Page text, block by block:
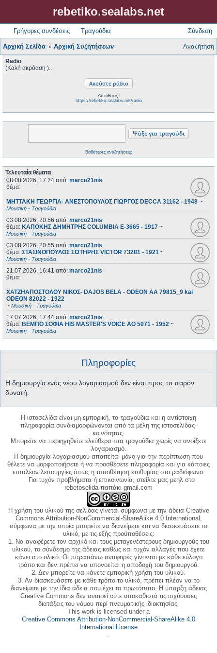
rebetiko.sealabs.net
Γρήγορες συνδέσεις Τραγούδια Σύνδεση
Αρχική Σελίδα Αρχική Συζητήσεων Αναζήτηση
Radio
(Καλή ακρόαση )..
Απευθείας:
https://rebetiko.sealabs.net/radio
Βαθύτερες αναζητήσεις;
Τελευταία θέματα
08.08.2026, 17:24 από: marco21nis
θέμα:
ΜΗΤΤΑΚΗ ΓΕΩΡΓΙΑ- ΑΝΕΣΤΟΠΟΥΛΟΣ ΓΙΩΡΓΟΣ DECCA 31162 - 1948 ~
Μουσική - Τραγούδια
03.08.2026, 20:56 από: marco21nis
θέμα: ΚΑΠΟΚΗΣ ΔΗΜΗΤΡΗΣ COLUMBIA E-3665 - 1917 ~
Μουσική - Τραγούδια
03.08.2026, 20:55 από: marco21nis
θέμα: ΣΤΑΣΙΝΟΠΟΥΛΟΣ ΣΩΤΗΡΗΣ VICTOR 73281 - 1921 ~
Μουσική - Τραγούδια
21.07.2026, 16:41 από: marco21nis
θέμα:
ΧΑΤΖΗΑΠΟΣΤΟΛΟΥ ΝΙΚΟΣ- DAJOS BELA - ODEON AA 79815_9 kai
ODEON 82022 - 1922
~ Μουσική - Τραγούδια
17.07.2026, 17:44 από: marco21nis
θέμα: ΒΕΜΠΟ ΣΟΦΙΑ HIS MASTER'S VOICE AO 5071 - 1952 ~
Μουσική - Τραγούδια
Πληροφορίες
Η δημιουργία ενός νέου λογαριασμού δεν είναι προς το παρόν
δυνατή.
Η ιστοσελίδα είναι μη εμπορική, τα τραγούδια και η αντίστοιχη
πληροφορία συνδιαμορφώνονται από τα μέλη της ιστοσελίδας-
κοινότητας.
Μπορείτε να περιηγηθείτε ελεύθερα στα τραγούδια χωρίς να ανοίξετε
λογαριασμό.
Η δημιουργία λογαριασμού απαιτείται μόνο για την περίπτωση που
θέλετε να μορφοποιήσετε ή να προσθέσετε πληροφορία και για κάποιες
επιπλέον λειτουργίες όπως η τοποθέτηση επιθυμίας στο ραδιόφωνο.
Για τυχόν προβλήματα ή επικοινωνία, στείλτε μας μεηλ στο
rebetoselida παπάκι gmail.com
Η χρήση του υλικού της σελίδας γίνεται σύμφωνα με την άδεια Creative
Commons Attribution-NonCommercial-ShareAlike 4.0 International,
σύμφωνα με την οποία μπορείτε να διανείμετε και να διασκευάσετε το
υλικό, με τις εξής προϋποθέσεις:
1. Να αναφέρετε τον αρχικό και τους μεταγενέστερους δημιουργούς του
υλικού, το σύνδεσμο της άδειας καθώς και τυχόν αλλαγές που έχετε
κάνει στο υλικό. Οι παραπάνω αναφορές γίνονται με κάθε εύλογο
τρόπο και δεν πρέπει να υπονοείται η αποδοχή του δημιουργού.
2. Δεν μπορείτε να κάνετε εμπορική χρήση του υλικού.
3. Αν διασκευάσετε με κάθε τρόπο το υλικό, πρέπει πλέον να το
διανείμετε με την ίδια άδεια που έχει το πρωτότυπο. Η ύπαρξη άδειας
Creative Commons δεν αναιρεί ούτε υποκαθιστά τις ισχύουσες
διατάξεις του νόμου περί πνευματικής ιδιοκτησίας.
This work is licensed under a
Creative Commons Attribution-NonCommercial-ShareAlike 4.0
International License
.